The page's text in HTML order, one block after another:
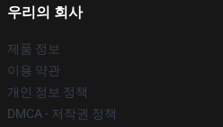
우리의 회사
제품 정보
이용 약관
개인 정보 정책
DMCA - 저작권 정책